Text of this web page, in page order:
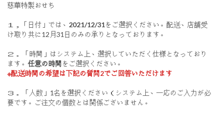
慈華特製おせち
１，「日付」では、 2021/12/31をご選択ください。配送、店舗受
け取り共に12月31日のみの承りとなっております。
２． 「時間」はシステム上、選択していただく仕様となっており
ます。 任意の時間 をご選択ください。
※配送時間の希望は下記の質問2でご回答いただけます
３． 「人数」1名を選択ください（システム上、一応のご入力が必
要です。ご注文の個数とは関係ございません。